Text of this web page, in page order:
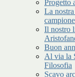
Progetto
La
Il nostro
Buon
Al via la
Filosofia
Scavo